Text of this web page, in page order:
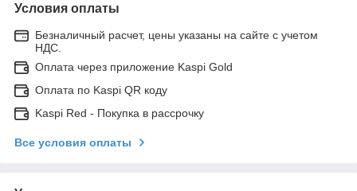
Условия оплаты
Безналичный расчет, цены указаны на сайте с учетом
НДС.
Оплата через приложение Kaspi Gold
Оплата по Kaspi QR коду
Kaspi Red - Покупка в рассрочку
Все условия оплаты